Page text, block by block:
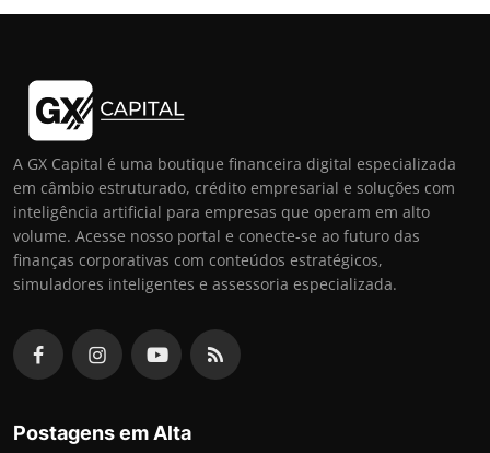
A GX Capital é uma boutique financeira digital especializada
em câmbio estruturado, crédito empresarial e soluções com
inteligência artificial para empresas que operam em alto
volume. Acesse nosso portal e conecte-se ao futuro das
finanças corporativas com conteúdos estratégicos,
simuladores inteligentes e assessoria especializada.
Postagens em Alta